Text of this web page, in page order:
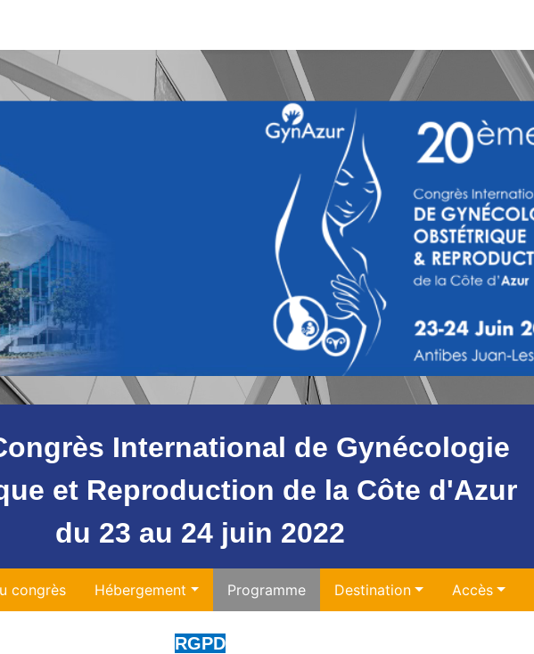
International de Gynécologie
et Reproduction de la Côte d'Azur
du 23 au 24 juin 2022
congrès Hébergement Programme Destination Accès
RGPD